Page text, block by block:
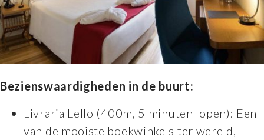
Bezienswaardigheden in de buurt:
Livraria Lello (400m, 5 minuten lopen): Een
van de mooiste boekwinkels ter wereld,